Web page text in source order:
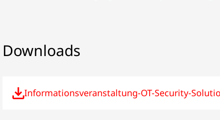
Downloads
Informationsveranstaltung-OT-Security-